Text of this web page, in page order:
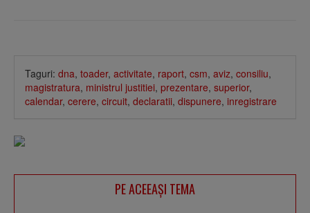
Taguri: dna, toader, activitate, raport, csm, aviz, consiliu,
magistratura, ministrul justitiei, prezentare, superior,
calendar, cerere, circuit, declaratii, dispunere, inregistrare
PE ACEEAŞI TEMA